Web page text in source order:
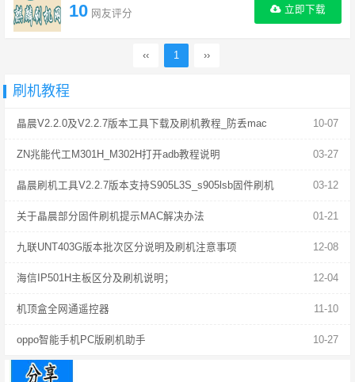
10 网友评分 立即下载
‹‹ 1 ››
刷机教程
10-07
晶晨V2.2.0及V2.2.7版本工具下载及刷机教程_防丢mac
03-27
ZN兆能代工M301H_M302H打开adb教程说明
03-12
晶晨刷机工具V2.2.7版本支持S905L3S_s905lsb固件刷机
01-21
关于晶晨部分固件刷机提示MAC解决办法
12-08
九联UNT403G版本批次区分说明及刷机注意事项
12-04
海信IP501H主板区分及刷机说明；
11-10
机顶盒全网通遥控器
10-27
oppo智能手机PC版刷机助手